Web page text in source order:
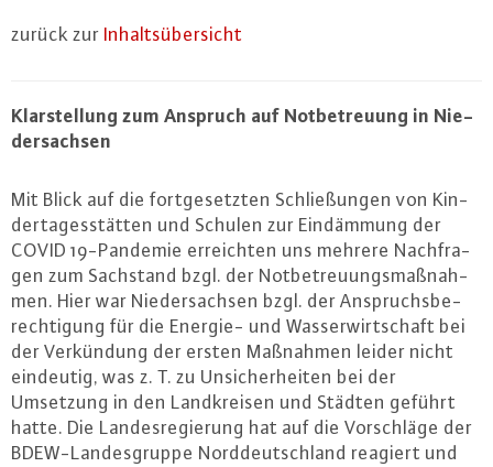
zurück zur In­halts­über­sicht
Klar­stel­lung zum Anspruch auf Not­be­treu­ung in Nie­
der­sach­sen
Mit Blick auf die fort­ge­setz­ten Schlie­ßun­gen von Kin­
der­ta­ges­stät­ten und Schulen zur Ein­däm­mung der
COVID 19-Pan­de­mie er­reich­ten uns mehrere Nach­fra­
gen zum Sachstand bzgl. der Not­be­treu­ungs­maß­nah­
men. Hier war Nie­der­sach­sen bzgl. der An­spruchs­be­
rech­ti­gung für die Energie- und Was­ser­wirt­schaft bei
der Ver­kün­dung der ersten Maßnahmen leider nicht
eindeutig, was z. T. zu Un­si­cher­hei­ten bei der
Umsetzung in den Land­krei­sen und Städten geführt
hatte. Die Lan­des­re­gie­rung hat auf die Vor­schlä­ge der
BDEW-Lan­des­grup­pe Nord­deutsch­land reagiert und